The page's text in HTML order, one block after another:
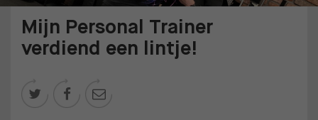
Mijn Personal Trainer
verdiend een lintje!
  